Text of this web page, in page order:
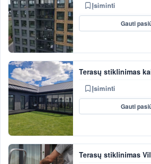
Įsiminti
Gauti
Terasų stiklinimas
Įsiminti
Gauti
Terasų stiklinimas